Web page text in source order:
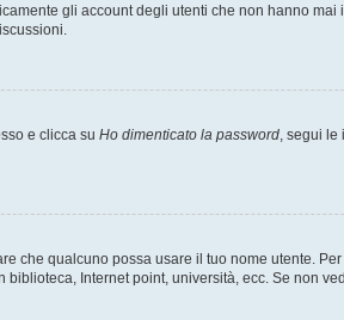
gli account degli utenti che non hanno mai
e clicca su Ho dimenticato la password , segui
che qualcuno possa usare il tuo nome utente.
Internet point, università, ecc. Se non